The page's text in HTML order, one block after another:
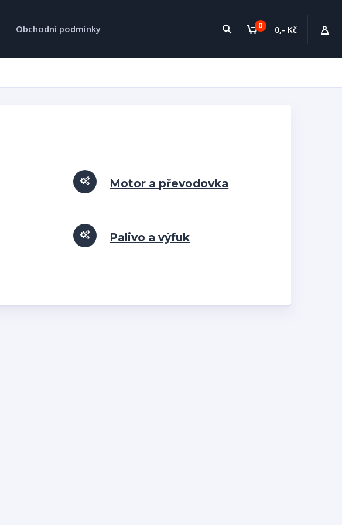
0 0,- Kč
Obchodní podmínky
Motor a převodovka
Palivo a výfuk